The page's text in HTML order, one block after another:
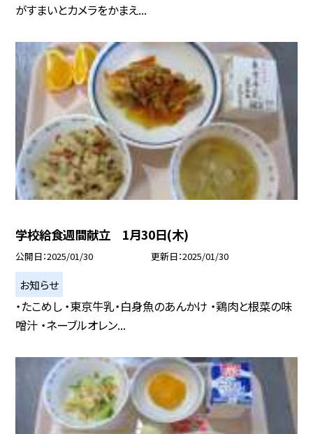
がすまいとカメラをかまえ...
学校給食週間献立 1月30日(木)
公開日 2025/01/30 更新日 2025/01/30
お知らせ
・たこめし ・東京牛乳・白身魚のあんかけ ・鶏肉と根菜の味
噌汁 ・ネーブルオレン...